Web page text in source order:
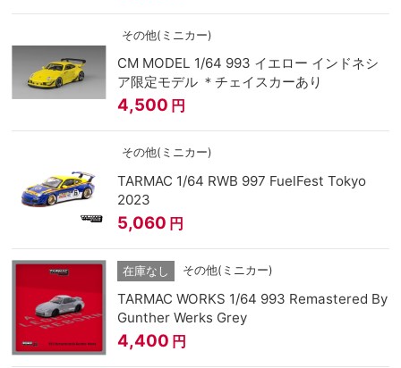
その他(ミニカー)
CM MODEL 1/64 993 イエロー インドネシ
ア限定モデル ＊チェイスカーあり
4,500 円
その他(ミニカー)
TARMAC 1/64 RWB 997 FuelFest Tokyo
2023
5,060 円
在庫なし その他(ミニカー)
TARMAC WORKS 1/64 993 Remastered By
Gunther Werks Grey
4,400 円